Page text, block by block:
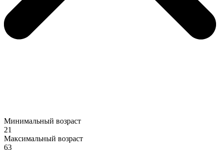
Минимальный возраст
21
Максимальный возраст
63